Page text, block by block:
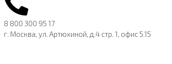
8 800 300 95 17
г. Москва, ул. Артюхиной, д.4 стр. 1, офис 5.15